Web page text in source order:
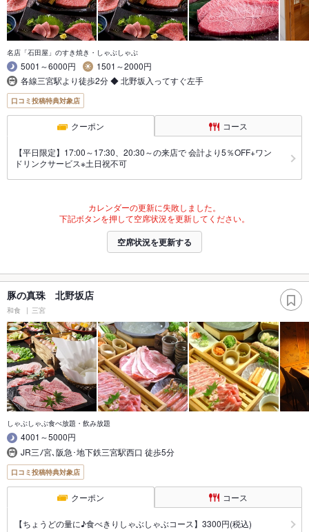
名店「石田屋」のすき焼き・しゃぶしゃぶ
5001～6000円
1501～2000円
各線三宮駅より徒歩2分 ◆ 北野坂入ってすぐ左手
口コミ投稿特典対象店
クーポン コース
【平日限定】17:00～17:30、20:30～の来店で 会計より5％OFF+ワン
ドリンクサービス※土日祝不可
カレンダーの更新に失敗しました。
下記ボタンを押して空席状況を更新してください。
空席状況を更新する
豚の真珠 北野坂店
和食 三宮
しゃぶしゃぶ食べ放題・飲み放題
4001～5000円
JR三ﾉ宮､阪急･地下鉄三宮駅西口 徒歩5分
口コミ投稿特典対象店
クーポン コース
【ちょうどの量に♪食べきりしゃぶしゃぶコース】3300円(税込)